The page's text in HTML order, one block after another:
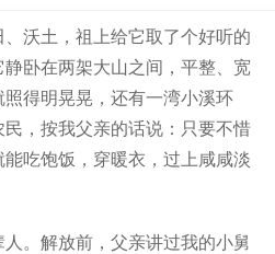
沃土，祖上给它取了个好听的
卧在两架大山之间，平整、宽
得明晃晃，还有一湾小溪环
，按我父亲的话说：只要不惜
吃饱饭，穿暖衣，过上咸咸淡
。解放前，父亲讲过我的小舅